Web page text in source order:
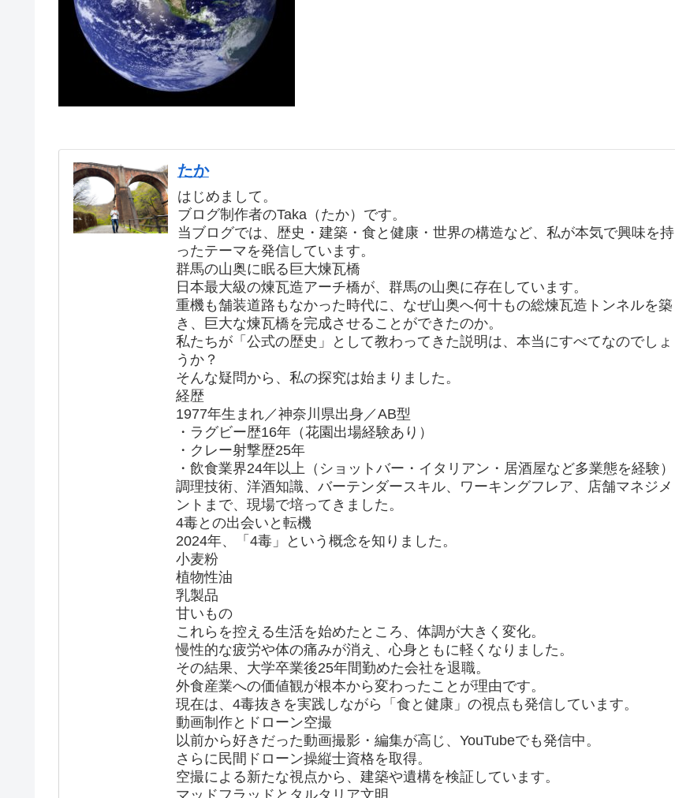
たか
はじめまして。
ブログ制作者のTaka（たか）です。
当ブログでは、歴史・建築・食と健康・世界の構造など、私が本気で興味を持
ったテーマを発信しています。
群馬の山奥に眠る巨大煉瓦橋
日本最大級の煉瓦造アーチ橋が、群馬の山奥に存在しています。
重機も舗装道路もなかった時代に、なぜ山奥へ何十もの総煉瓦造トンネルを築
き、巨大な煉瓦橋を完成させることができたのか。
私たちが「公式の歴史」として教わってきた説明は、本当にすべてなのでしょ
うか？
そんな疑問から、私の探究は始まりました。
経歴
1977年生まれ／神奈川県出身／AB型
・ラグビー歴16年（花園出場経験あり）
・クレー射撃歴25年
・飲食業界24年以上（ショットバー・イタリアン・居酒屋など多業態を経験）
調理技術、洋酒知識、バーテンダースキル、ワーキングフレア、店舗マネジメ
ントまで、現場で培ってきました。
4毒との出会いと転機
2024年、「4毒」という概念を知りました。
小麦粉
植物性油
乳製品
甘いもの
これらを控える生活を始めたところ、体調が大きく変化。
慢性的な疲労や体の痛みが消え、心身ともに軽くなりました。
その結果、大学卒業後25年間勤めた会社を退職。
外食産業への価値観が根本から変わったことが理由です。
現在は、4毒抜きを実践しながら「食と健康」の視点も発信しています。
動画制作とドローン空撮
以前から好きだった動画撮影・編集が高じ、YouTubeでも発信中。
さらに民間ドローン操縦士資格を取得。
空撮による新たな視点から、建築や遺構を検証しています。